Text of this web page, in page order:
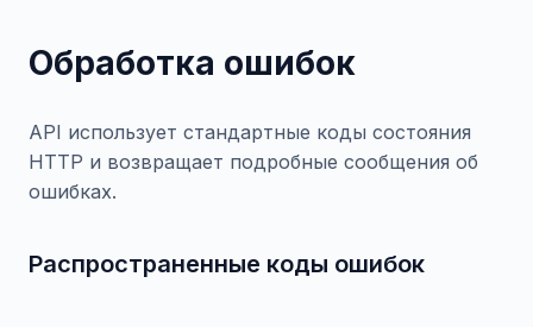
Обработка ошибок
API использует стандартные коды состояния
HTTP и возвращает подробные сообщения об
ошибках.
Распространенные коды ошибок